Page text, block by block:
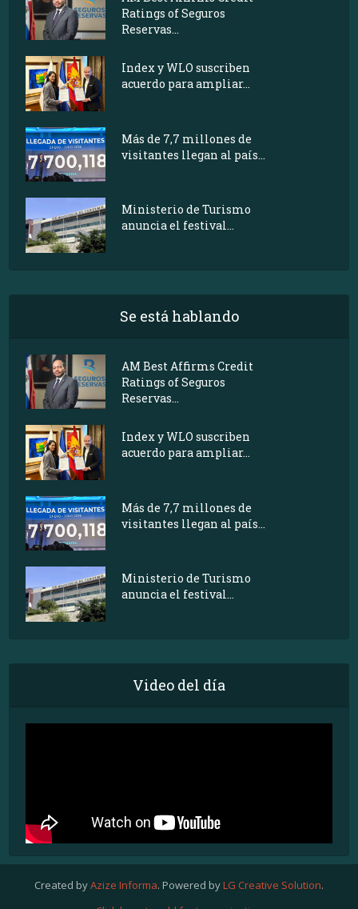
Ratings of Seguros
Reservas...
Index y WLO suscriben
acuerdo para ampliar...
Más de 7,7 millones de
visitantes llegan al país...
Ministerio de Turismo
anuncia el festival...
Se está hablando
AM Best Affirms Credit
Ratings of Seguros
Reservas...
Index y WLO suscriben
acuerdo para ampliar...
Más de 7,7 millones de
visitantes llegan al país...
Ministerio de Turismo
anuncia el festival...
Video del día
Created byAzize Informa. Powered byLG Creative Solution.